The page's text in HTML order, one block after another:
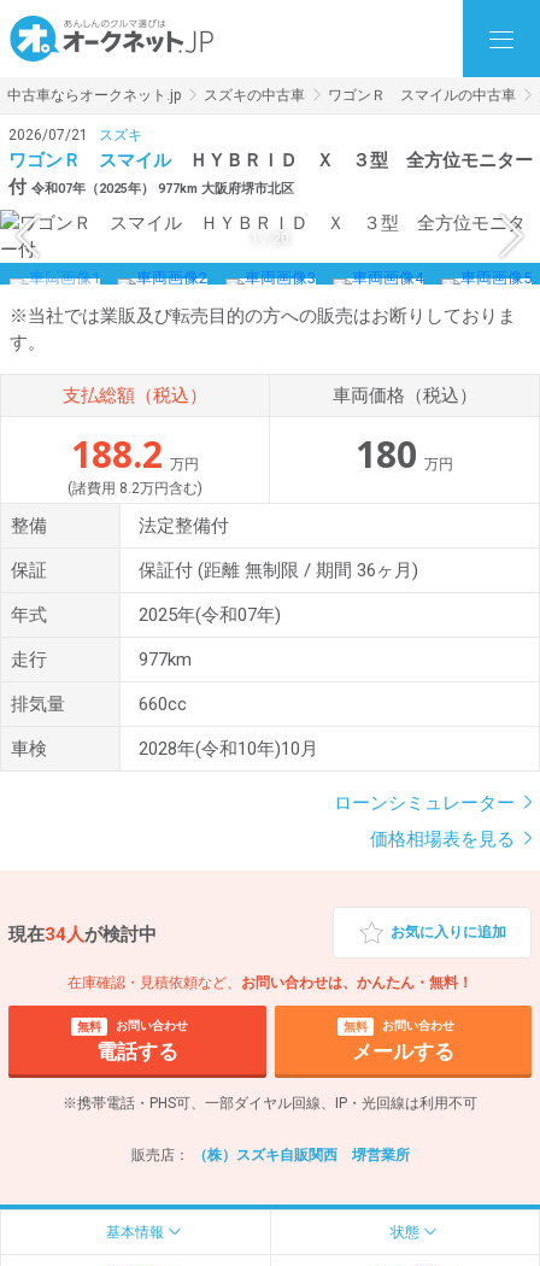
中古車ならオークネット.jp スズキの中古車 ワゴンＲ スマイルの中古車
2026/07/21 スズキ
ワゴンＲ スマイルＨＹＢＲＩＤ Ｘ ３型 全方位モニター
付 令和07年（2025年） 977km 大阪府堺市北区
20
※当社では業販及び転売目的の方への販売はお断りしておりま
す。
支払総額（税込）
188.2 万円
(諸費用 8.2万円含む)
車両価格（税込）
180 万円
整備 法定整備付
保証 保証付 (距離 無制限 / 期間 36ヶ月)
年式 2025年(令和07年)
走行 977km
排気量 660cc
車検 2028年(令和10年)10月
ローンシミュレーター
価格相場表を見る
現在34人が検討中 お気に入りに追加
在庫確認・見積依頼など、 お問い合わせは、かんたん・無料！
無料 お問い合わせ
電話する
無料 お問い合わせ
メールする
※携帯電話・PHS可、一部ダイヤル回線、IP・光回線は利用不可
販売店： （株）スズキ自販関西 堺営業所
基本情報 状態